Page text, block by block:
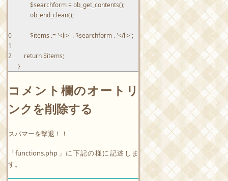
8
10
11
12
$searchform = ob_get_contents();
ob_end_clean();
$items .= '<li>' . $searchform . '</li>';
return $items;
}
コメント欄のオートリ
ンクを削除する
スパマーを撃退！！
「functions.php」に下記の様に記述しま
す。